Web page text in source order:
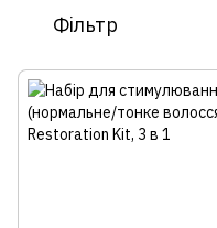
Фільтр